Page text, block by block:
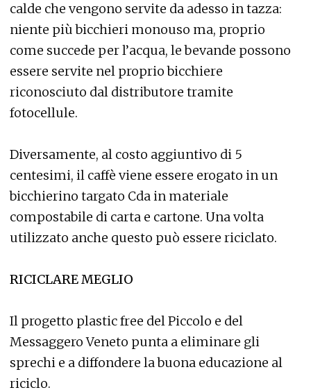
calde che vengono servite da adesso in tazza:
niente più bicchieri monouso ma, proprio
come succede per l’acqua, le bevande possono
essere servite nel proprio bicchiere
riconosciuto dal distributore tramite
fotocellule.
Diversamente, al costo aggiuntivo di 5
centesimi, il caffè viene essere erogato in un
bicchierino targato Cda in materiale
compostabile di carta e cartone. Una volta
utilizzato anche questo può essere riciclato.
RICICLARE MEGLIO
Il progetto plastic free del Piccolo e del
Messaggero Veneto punta a eliminare gli
sprechi e a diffondere la buona educazione al
riciclo.